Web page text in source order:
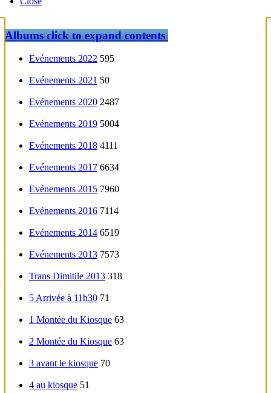
Albumsclick to expand contents
Evénements 2022 595
Evénements 2021 50
Evénements 2020 2487
Evénements 2019 5004
Evénements 2018 4111
Evénements 2017 6634
Evénements 2015 7960
Evénements 2016 7114
Evénements 2014 6519
Evénements 2013 7573
Trans Dimitile 2013 318
5 Arrivée à 11h30 71
1 Montée du Kiosque 63
2 Montée du Kiosque 63
3 avant le kiosque 70
4 au kiosque 51